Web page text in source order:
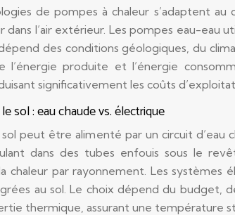
de pompes à chaleur s’adaptent
dans l’air extérieur. Les pompes eau-eau
des conditions géologiques, du
l’énergie produite et l’énergie
significativement les coûts
sol : eau chaude vs. électrique
peut être alimenté par un circuit d’eau
dans des tubes enfouis sous le
chaleur par rayonnement. Les systèmes
au sol. Le choix dépend du budget,
thermique, assurant une température